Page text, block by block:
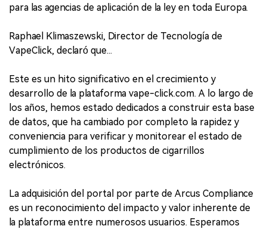
para las agencias de aplicación de la ley en toda Europa.
Raphael Klimaszewski, Director de Tecnología de
VapeClick, declaró que...
Este es un hito significativo en el crecimiento y
desarrollo de la plataforma vape-click.com. A lo largo de
los años, hemos estado dedicados a construir esta base
de datos, que ha cambiado por completo la rapidez y
conveniencia para verificar y monitorear el estado de
cumplimiento de los productos de cigarrillos
electrónicos.
La adquisición del portal por parte de Arcus Compliance
es un reconocimiento del impacto y valor inherente de
la plataforma entre numerosos usuarios. Esperamos